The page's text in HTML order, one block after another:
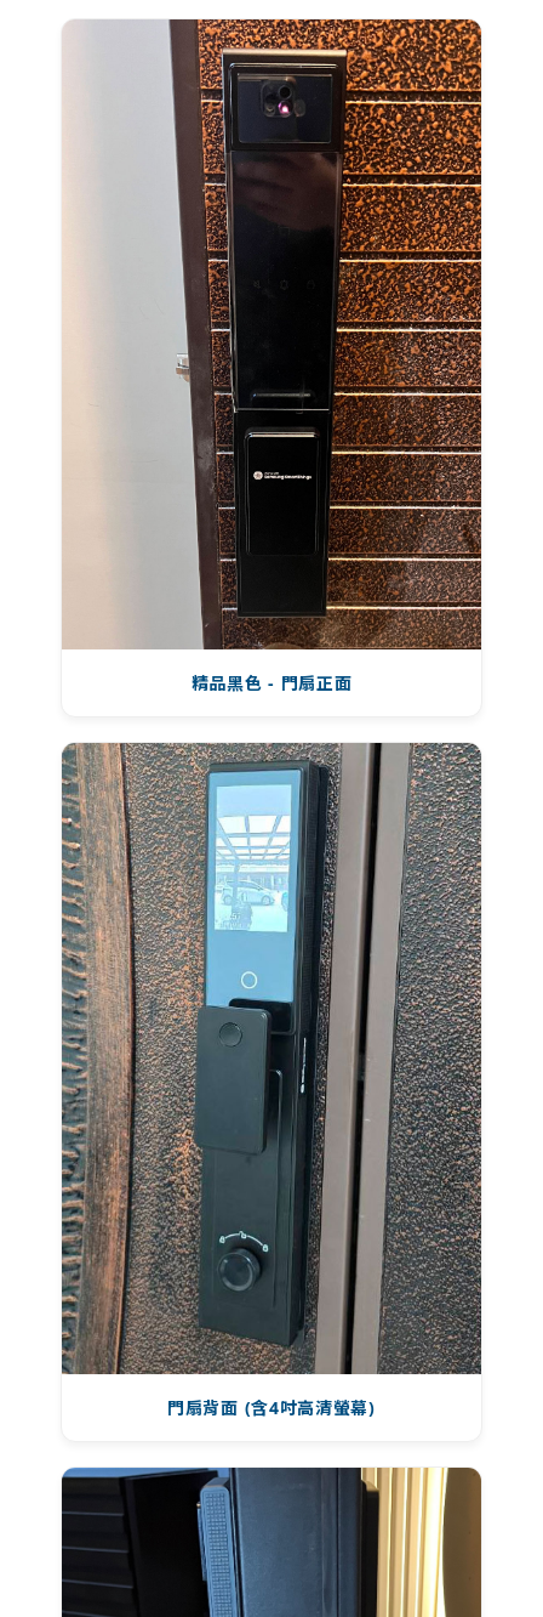
精品黑色 - 門扇正面
門扇背面 (含4吋高清螢幕)